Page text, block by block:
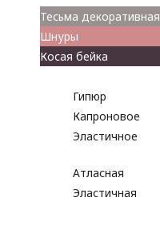
Тесьма декоративная
Шнуры
Косая бейка
Гипюр
Капроновое
Эластичное
Атласная
Эластичная